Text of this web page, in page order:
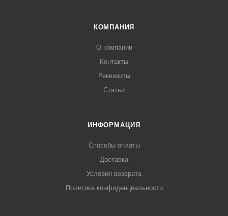
КОМПАНИЯ
О компании
Контакты
Реквизиты
Статьи
ИНФОРМАЦИЯ
Способы оплаты
Доставка
Условия возврата
Политика конфиденциальности